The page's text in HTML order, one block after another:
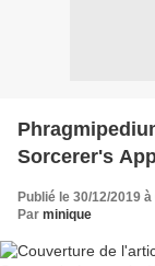
Sorcerer's
Publié le 30/12/2019
Par minique